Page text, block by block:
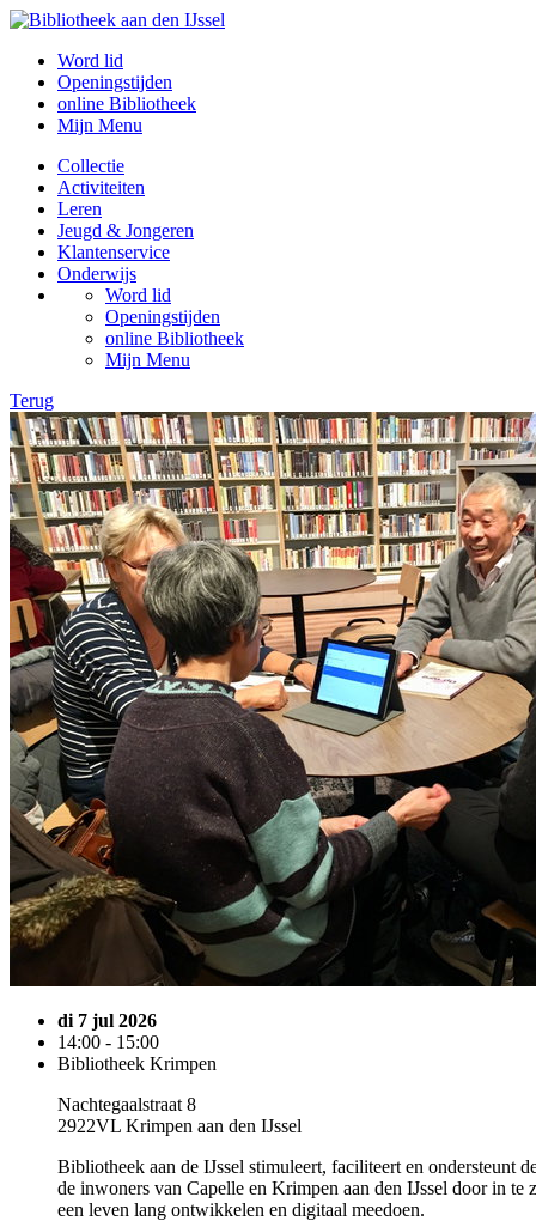
Word lid
Openingstijden
online Bibliotheek
Mijn Menu
Collectie
Activiteiten
Leren
Jeugd & Jongeren
Klantenservice
Onderwijs
Word lid
Openingstijden
online Bibliotheek
Mijn Menu
Terug
di 7 jul 2026
14:00 - 15:00
Bibliotheek Krimpen
Nachtegaalstraat 8
2922VL Krimpen aan den IJssel
Bibliotheek aan de IJssel stimuleert, faciliteert en ondersteunt
de inwoners van Capelle en Krimpen aan den IJssel door in te
een leven lang ontwikkelen en digitaal meedoen.